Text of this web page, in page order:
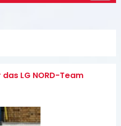
LG NORD-Team